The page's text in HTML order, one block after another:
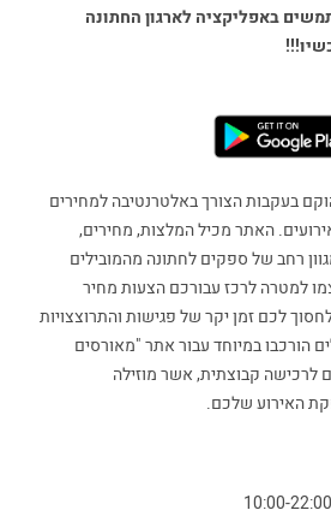
משתמשים באפליקציה לארגון החתונה
בעקבות הצורך באלטרנטיבה למחירים
האתר מכיל המלצות, מחירים,
רחב של ספקים לחתונה מהמובילים
למטרה לרכז עבורכם הצעות מחיר
לכם זמן יקר של פגישות והתרוצצויות
הורכבו במיוחד עבור אתר "מאורסים
לרכישה קבוצתית, אשר מוזילה
האירוע שלכם.